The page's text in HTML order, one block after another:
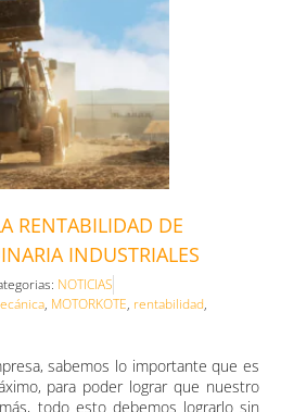
RENTABILIDAD DE
INDUSTRIALES
NOTICIAS
, MOTORKOTE, rentabilidad,
sabemos lo importante que es
para poder lograr que nuestro
todo esto debemos lograrlo sin